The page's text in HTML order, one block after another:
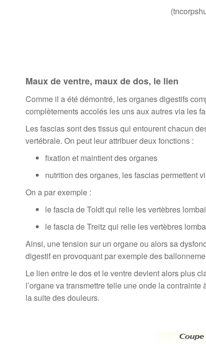
Maux de ventre, maux de dos, le lien
Comme il a été démontré, les organes digestifs
complètements accolés les uns aux autres via les
Les fascias sont des tissus qui entourent chacun
vertébrale. On peut leur attribuer deux fonctions :
fixation et maintient des organes
nutrition des organes, les fascias permettent
On a par exemple :
le fascia de Toldt qui relie les vertèbres
le fascia de Treitz qui relie les vertèbres
Ainsi, une tension sur un organe ou alors sa
digestif en provoquant par exemple des
Le lien entre le dos et le ventre devient alors plus
l’organe va transmettre telle une onde la
la suite des douleurs.